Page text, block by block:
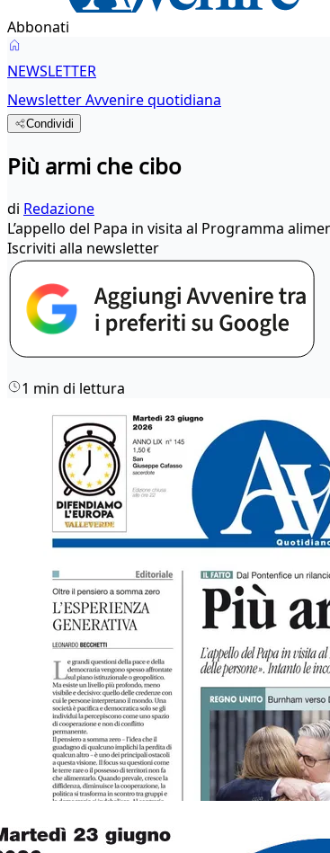
Abbonati
NEWSLETTER
Newsletter Avvenire quotidiana
Condividi
Più armi che cibo
di Redazione
L’appello del Papa in visita al Programma
Iscriviti alla newsletter
1 min di lettura